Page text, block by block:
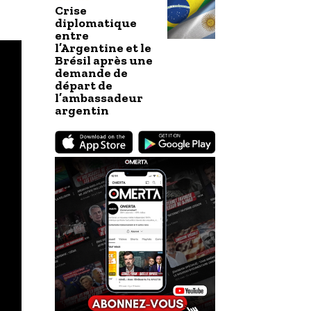
Crise
diplomatique
entre
l’Argentine et le
Brésil après une
demande de
départ de
l’ambassadeur
argentin